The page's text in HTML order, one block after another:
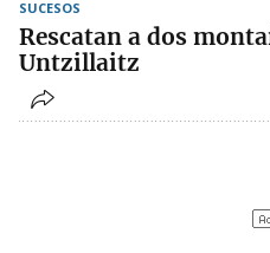
SUCESOS
Rescatan a dos
Untzillaitz